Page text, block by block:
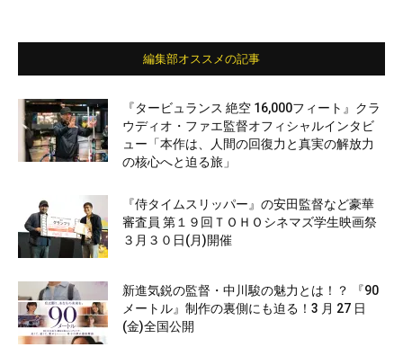
編集部オススメの記事
『タービュランス 絶空 16,000フィート』クラ
ウディオ・ファエ監督オフィシャルインタビ
ュー「本作は、人間の回復力と真実の解放力
の核心へと迫る旅」
『侍タイムスリッパー』の安田監督など豪華
審査員 第１９回ＴＯＨＯシネマズ学生映画祭
３月３０日(月)開催
新進気鋭の監督・中川駿の魅力とは！？ 『90
メートル』制作の裏側にも迫る！3 月 27 日
(金)全国公開